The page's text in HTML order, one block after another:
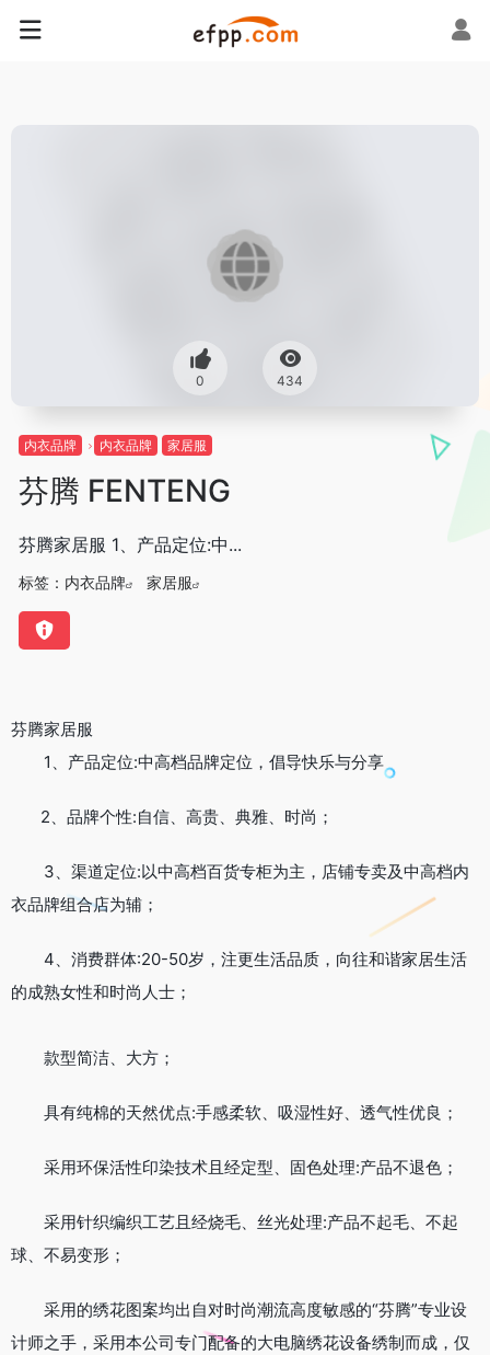
0 434
内衣品牌 内衣品牌 家居服
芬腾 FENTENG
芬腾家居服 1、产品定位:中...
标签： 内衣品牌 家居服
芬腾家居服
1、产品定位:中高档品牌定位，倡导快乐与分享
2、品牌个性:自信、高贵、典雅、时尚；
3、渠道定位:以中高档百货专柜为主，店铺专卖及中高档内
衣品牌组合店为辅；
4、消费群体:20-50岁，注更生活品质，向往和谐家居生活
的成熟女性和时尚人士；
款型简洁、大方；
具有纯棉的天然优点:手感柔软、吸湿性好、透气性优良；
采用环保活性印染技术且经定型、固色处理:产品不退色；
采用针织编织工艺且经烧毛、丝光处理:产品不起毛、不起
球、不易变形；
采用的绣花图案均出自对时尚潮流高度敏感的“芬腾”专业设
计师之手，采用本公司专门配备的大电脑绣花设备绣制而成，仅